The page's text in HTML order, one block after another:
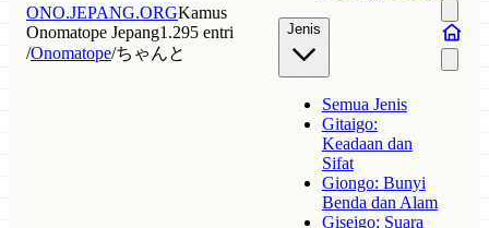
ONO.JEPANG.ORGKamus
Onomatope Jepang1.295 entri
/Onomatope/ちゃんと
Jenis
Semua Jenis
Gitaigo:
Keadaan dan
Sifat
Giongo: Bunyi
Benda dan Alam
Giseigo: Suara